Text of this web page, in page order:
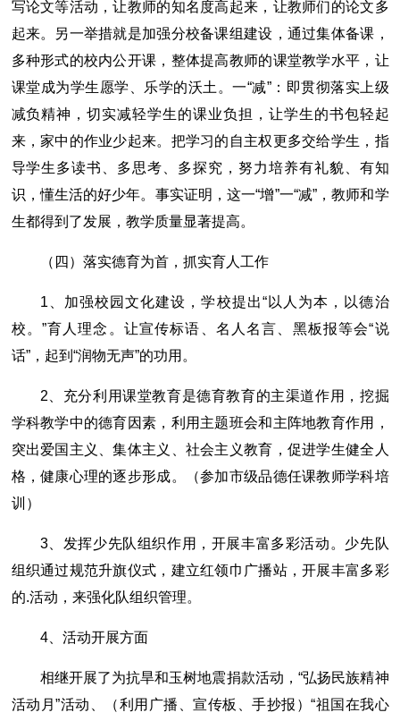
写论文等活动，让教师的知名度高起来，让教师们的论文多
起来。另一举措就是加强分校备课组建设，通过集体备课，
多种形式的校内公开课，整体提高教师的课堂教学水平，让
课堂成为学生愿学、乐学的沃土。一“减”：即贯彻落实上级
减负精神，切实减轻学生的课业负担，让学生的书包轻起
来，家中的作业少起来。把学习的自主权更多交给学生，指
导学生多读书、多思考、多探究，努力培养有礼貌、有知
识，懂生活的好少年。事实证明，这一“增”一“减”，教师和学
生都得到了发展，教学质量显著提高。
（四）落实德育为首，抓实育人工作
1、加强校园文化建设，学校提出“以人为本，以德治
校。”育人理念。让宣传标语、名人名言、黑板报等会“说
话”，起到“润物无声”的功用。
2、充分利用课堂教育是德育教育的主渠道作用，挖掘
学科教学中的德育因素，利用主题班会和主阵地教育作用，
突出爱国主义、集体主义、社会主义教育，促进学生健全人
格，健康心理的逐步形成。（参加市级品德任课教师学科培
训）
3、发挥少先队组织作用，开展丰富多彩活动。少先队
组织通过规范升旗仪式，建立红领巾广播站，开展丰富多彩
的.活动，来强化队组织管理。
4、活动开展方面
相继开展了为抗旱和玉树地震捐款活动，“弘扬民族精神
活动月”活动、（利用广播、宣传板、手抄报）“祖国在我心